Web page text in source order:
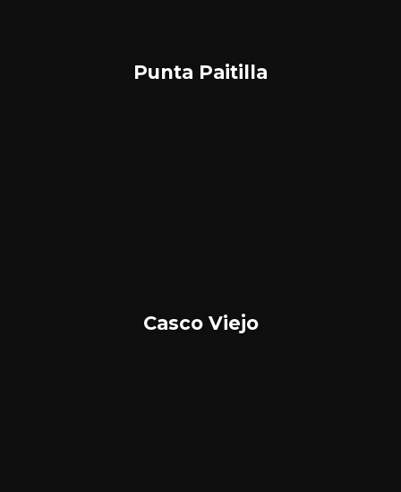
Punta Paitilla
Casco Viejo